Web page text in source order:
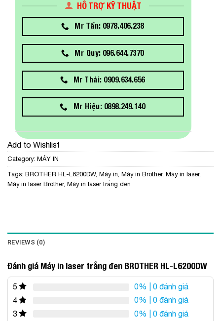
HỖ TRỢ KỸ THUẬT
Mr Tấn: 0978.406.238
Mr Quy: 096.644.7370
Mr Thái: 0909.634.656
Mr Hiệu: 0898.249.140
Add to Wishlist
Category: MÁY IN
Tags: BROTHER HL-L6200DW, Máy in, Máy in Brother, Máy in laser,
Máy in laser Brother, Máy in laser trắng đen
REVIEWS (0)
Đánh giá Máy in laser trắng đen BROTHER HL-L6200DW
5 0% | 0 đánh giá
4
0% | 0 đánh giá
3
0% | 0 đánh giá